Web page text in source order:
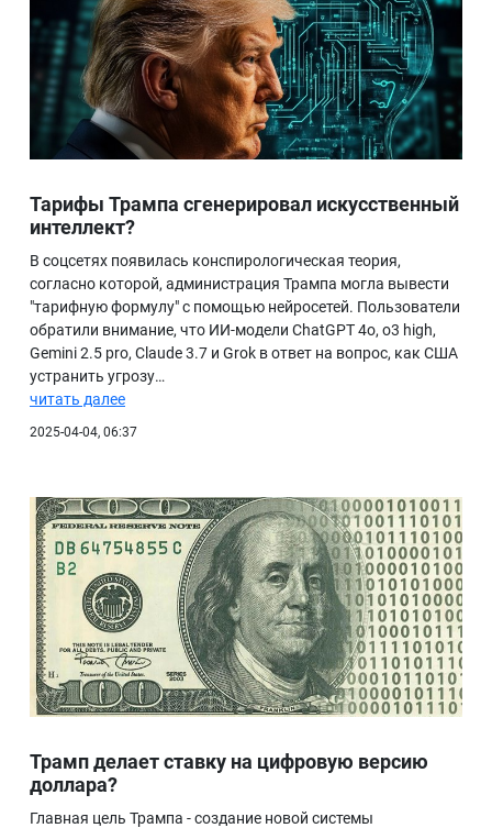
Тарифы Трампа сгенерировал искусственный
интеллект?
В соцсетях появилась конспирологическая теория,
согласно которой, администрация Трампа могла вывести
"тарифную формулу" с помощью нейросетей. Пользователи
обратили внимание, что ИИ-модели ChatGPT 4o, o3 high,
Gemini 2.5 pro, Claude 3.7 и Grok в ответ на вопрос, как США
устранить угрозу…
читать далее
2025-04-04, 06:37
Трамп делает ставку на цифровую версию
доллара?
Главная цель Трампа - создание новой системы